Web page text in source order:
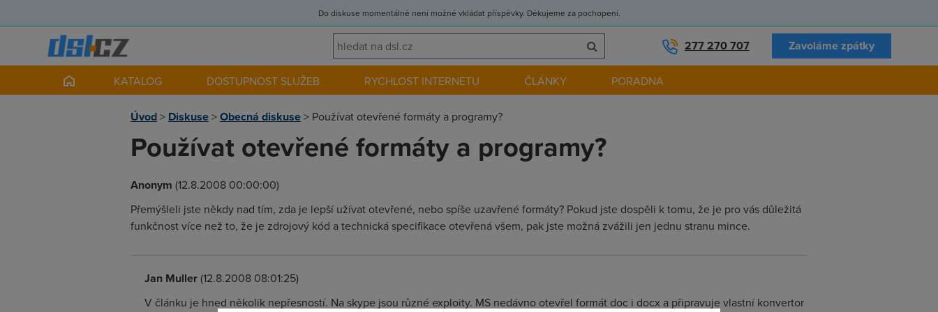
Do diskuse momentálně není možné vkládat příspěvky. Děkujeme za pochopení.
277 270 707 Zavoláme zpátky
KATALOG DOSTUPNOST SLUŽEB RYCHLOST INTERNETU ČLÁNKY PORADNA
Úvod> Diskuse>Obecná diskuse> Používat otevřené formáty a programy?
Používat otevřené formáty a programy?
Anonym (12.8.2008 00:00:00)
Přemýšleli jste někdy nad tím, zda je lepší užívat otevřené, nebo spíše uzavřené formáty? Pokud jste dospěli k tomu, že je pro vás důležitá
funkčnost více než to, že je zdrojový kód a technická specifikace otevřená všem, pak jste možná zvážili jen jednu stranu mince.
Jan Muller(12.8.2008 08:01:25)
V článku je hned několik nepřesností. Na skype jsou různé exploity. MS nedávno otevřel formát doc i docx a připravuje vlastní konvertor